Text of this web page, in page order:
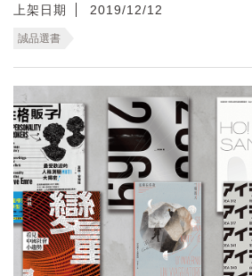
上架日期 2019/12/12
誠品選書